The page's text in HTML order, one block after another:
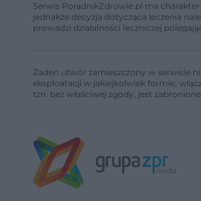
Serwis PoradnikZdrowie.pl ma
jednakże decyzja dotycząca leczenia
prowadzi działalności leczniczej
Żaden utwór zamieszczony w serwisie
eksploatacji w jakiejkolwiek formie,
tzn. bez właściwej zgody, jest